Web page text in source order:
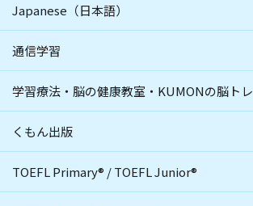
Japanese（日本語）
通信学習
学習療法・脳の健康教室・KUMONの脳トレ
くもん出版
TOEFL Primary® /TOEFL Junior®